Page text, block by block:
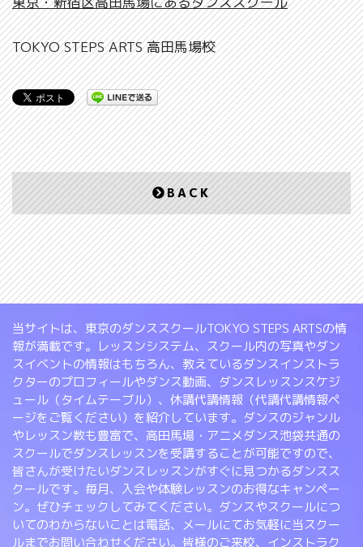
TOKYO STEPS ARTS 高田馬場校
BACK
当サイトは、東京のダンススクールTOKYO STEPS ARTSの情
報が満載です。レッスンシステム、スクール内の写真やダン
スイベントの情報はもちろん、教えているダンスインストラ
クターのプロフィールやダンス動画、ダンスレッスンスケジ
ュール（タイムテーブル）、休講代講情報（代講代講情報ペ
ージをご覧ください）を紹介しています。ダンスのジャンル
やレッスン数も豊富で、高田馬場・アニメダンス池袋共通の
スクールでダンスレッスンを受講することが可能ですので、
皆さんが受けたいダンスレッスンがすぐに見つかるダンスス
クールです。毎月、入会や体験レッスンのお得なキャンペー
ン。ぜひチェックしてみてください。ダンスやスクールにつ
いてのわからないことは電話、メールにてお気軽に当スクー
ルまでお問い合わせください。皆様のご来校、インストラク